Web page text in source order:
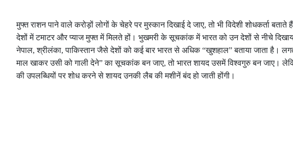
मुफ्त राशन पाने वाले करोड़ों लोगों के चेहरे पर मुस्कान दिखाई दे जाए, तो भी विदेशी शोधकर्ता
देशों में टमाटर और प्याज मुफ्त में मिलते हों। भुखमरी के सूचकांक में भारत को उन देशों से नीचे
नेपाल, श्रीलंका, पाकिस्तान जैसे देशों को कई बार भारत से अधिक “खुशहाल” बताया जाता है।
माल खाकर उसी को गाली देने” का सूचकांक बन जाए, तो भारत शायद उसमें विश्वगुरु बन जाए।
की उपलब्धियों पर शोध करने से शायद उनकी लैब की मशीनें बंद हो जाती होंगी।